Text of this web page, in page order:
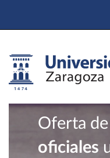
Oferta de
oficiales